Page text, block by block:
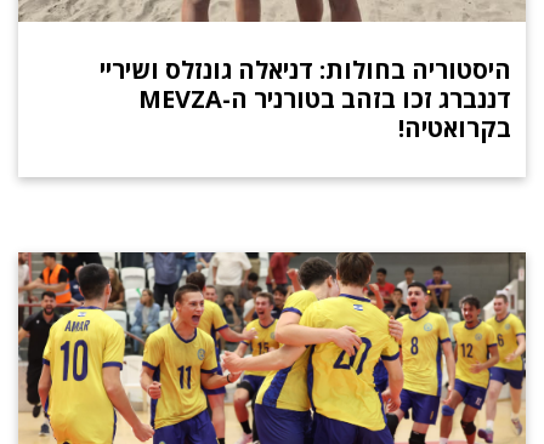
היסטוריה בחולות: דניאלה גונזלס ושיריי
דננברג זכו בזהב בטורניר ה-MEVZA
בקרואטיה!